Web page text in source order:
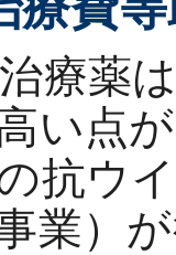
療薬
い点
抗ウ
業）